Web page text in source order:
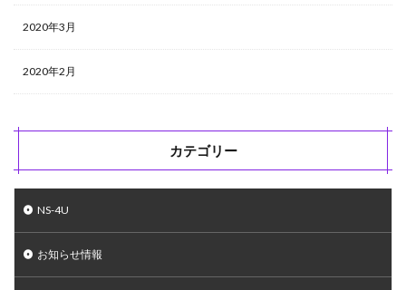
2020年3月
2020年2月
カテゴリー
NS-4U
お知らせ情報